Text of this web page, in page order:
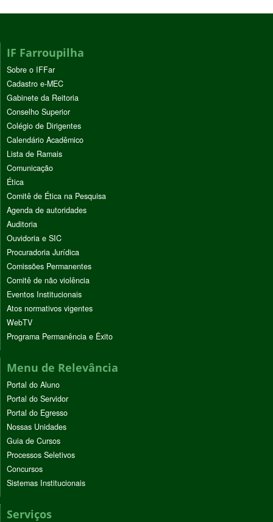
IF Farroupilha
Sobre o IFFar
Cadastro e-MEC
Gabinete da Reitoria
Conselho Superior
Colégio de Dirigentes
Calendário Acadêmico
Lista de Ramais
Comunicação
Ética
Comitê de Ética na Pesquisa
Agenda de autoridades
Auditoria
Ouvidoria e SIC
Procuradoria Jurídica
Comissões Permanentes
Comitê de não violência
Eventos Institucionais
Atos normativos vigentes
WebTV
Programa Permanência e Êxito
Menu de Relevância
Portal do Aluno
Portal do Servidor
Portal do Egresso
Nossas Unidades
Guia de Cursos
Processos Seletivos
Concursos
Sistemas Institucionais
Serviços